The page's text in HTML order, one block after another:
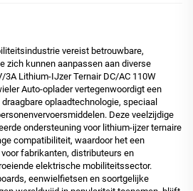
vereist betrouwbare,
zich kunnen aanpassen aan diverse
3A Lithium-IJzer Ternair DC/AC 110W
Auto-oplader vertegenwoordigt een
oplaadtechnologie, speciaal
Deze veelzijdige
ondersteuning voor lithium-ijzer ternaire
compatibiliteit, waardoor het een
fabrikanten, distributeurs en
elektrische mobiliteitssector.
eenwielfietsen en soortgelijke